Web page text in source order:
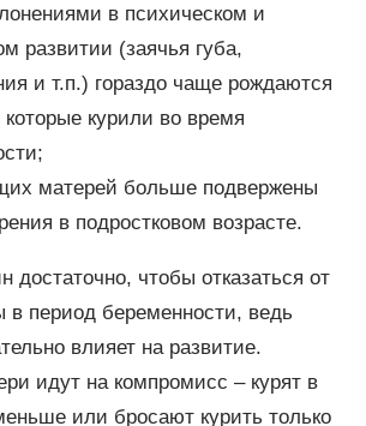
в психическом и
развитии (заячья губа,
и т.п.) гораздо чаще рождаются
курили во время
матерей больше подвержены
в подростковом возрасте.
достаточно, чтобы отказаться от
в период беременности, ведь
влияет на развитие.
идут на компромисс – курят в
или бросают курить только